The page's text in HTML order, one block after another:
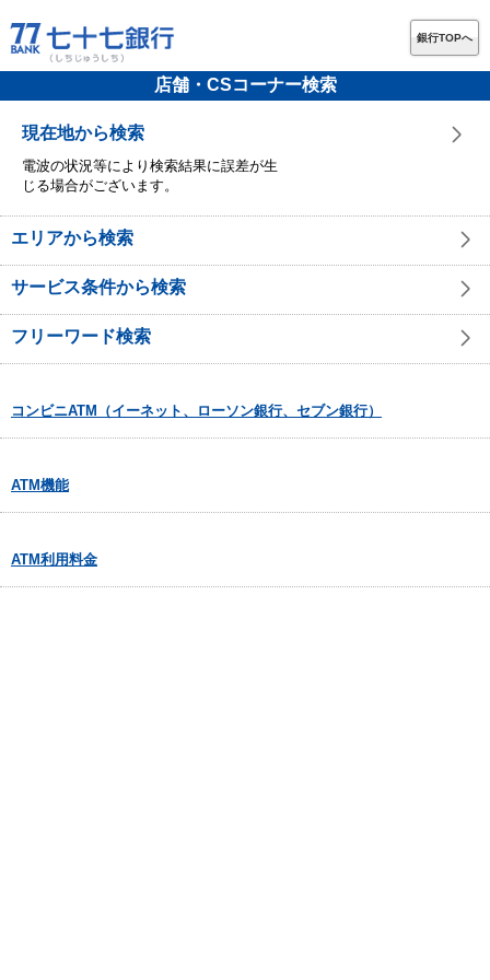
銀行TOPへ
店舗・CSコーナー検索
現在地から検索
電波の状況等により検索結果に誤差が生
じる場合がございます。
エリアから検索
サービス条件から検索
フリーワード検索
コンビニATM（イーネット、ローソン銀行、セブン銀行）
ATM機能
ATM利用料金